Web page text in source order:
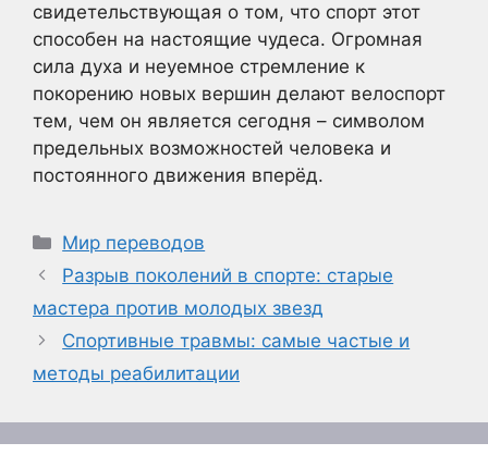
свидетельствующая о том, что спорт этот
способен на настоящие чудеса. Огромная
сила духа и неуемное стремление к
покорению новых вершин делают велоспорт
тем, чем он является сегодня – символом
предельных возможностей человека и
постоянного движения вперёд.
Рубрики
Мир переводов
Разрыв поколений в спорте: старые
мастера против молодых звезд
Спортивные травмы: самые частые и
методы реабилитации